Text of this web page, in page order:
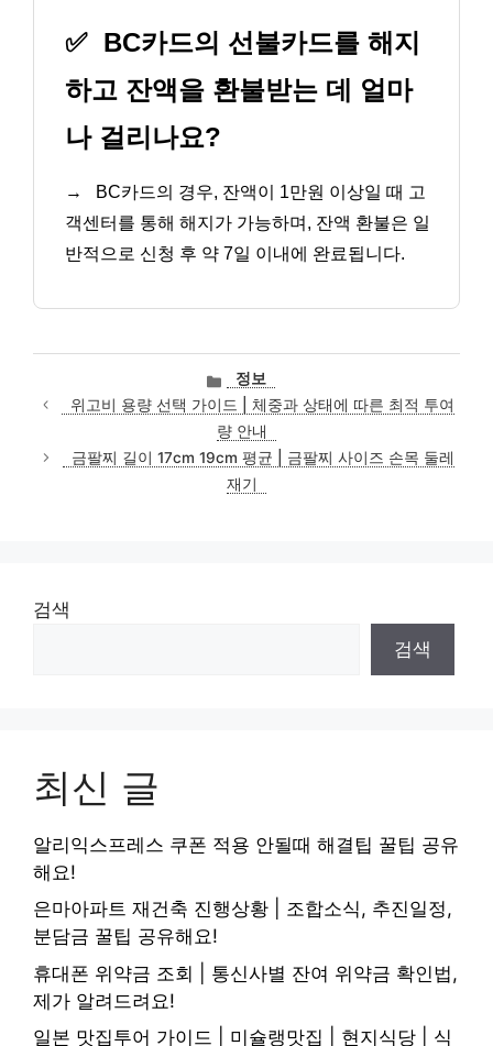
✅ BC카드의 선불카드를 해지
하고 잔액을 환불받는 데 얼마
나 걸리나요?
→
BC카드의 경우, 잔액이 1만원 이상일 때 고
객센터를 통해 해지가 가능하며, 잔액 환불은 일
반적으로 신청 후 약 7일 이내에 완료됩니다.
카
테
고
리
정보
위고비 용량 선택 가이드 | 체중과 상태에 따른 최적 투여
량 안내
금팔찌 길이 17cm 19cm 평균 | 금팔찌 사이즈 손목 둘레
재기
검색
검색
최신 글
알리익스프레스 쿠폰 적용 안될때 해결팁 꿀팁 공유
해요!
은마아파트 재건축 진행상황 | 조합소식, 추진일정,
분담금 꿀팁 공유해요!
휴대폰 위약금 조회 | 통신사별 잔여 위약금 확인법,
제가 알려드려요!
일본 맛집투어 가이드 | 미슐랭맛집 | 현지식당 | 식